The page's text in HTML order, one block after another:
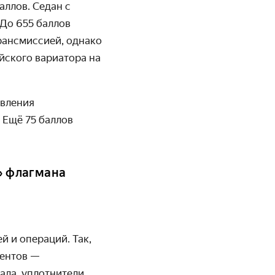
Седан с
655 баллов
однако
вариатора на
75 баллов
флагмана
и операций. Так,
—